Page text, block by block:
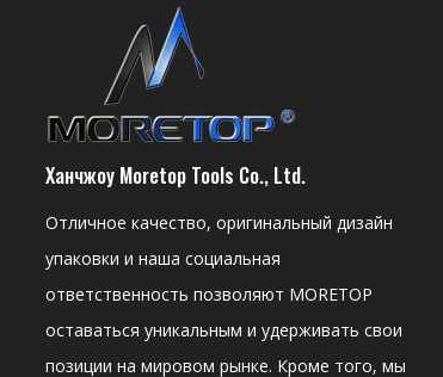
Ханчжоу Moretop Tools Co., Ltd.
Отличное качество, оригинальный дизайн
упаковки и наша социальная
ответственность позволяют MORETOP
оставаться уникальным и удерживать свои
позиции на мировом рынке. Кроме того, мы